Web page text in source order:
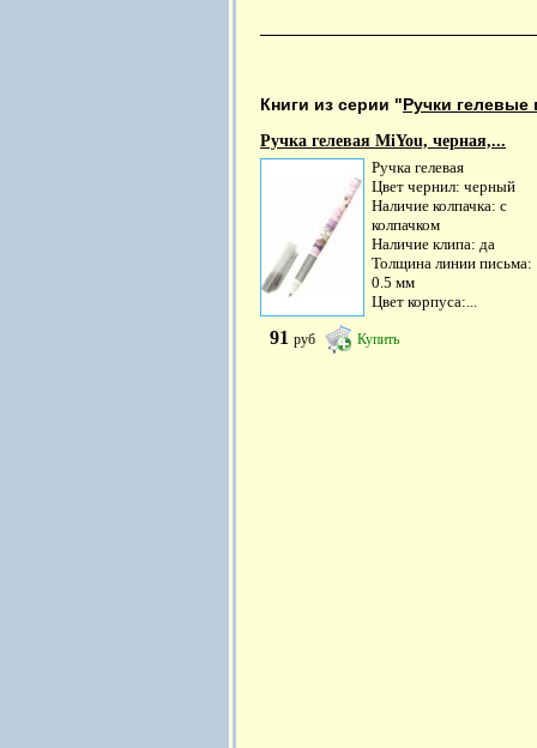
Книги из серии "Ручки
Ручка гелевая MiYou, черная,...
Ручка гелевая
Цвет чернил: черный
Наличие колпачка: с
колпачком
Наличие клипа: да
Толщина линии письма:
0.5 мм
Цвет корпуса:...
91 руб Купить